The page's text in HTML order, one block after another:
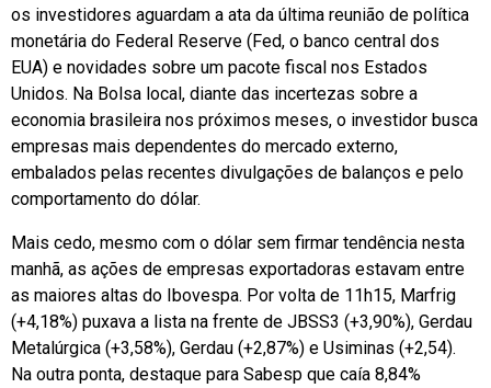
os investidores aguardam a ata da última reunião de política
monetária do Federal Reserve (Fed, o banco central dos
EUA) e novidades sobre um pacote fiscal nos Estados
Unidos. Na Bolsa local, diante das incertezas sobre a
economia brasileira nos próximos meses, o investidor busca
empresas mais dependentes do mercado externo,
embalados pelas recentes divulgações de balanços e pelo
comportamento do dólar.
Mais cedo, mesmo com o dólar sem firmar tendência nesta
manhã, as ações de empresas exportadoras estavam entre
as maiores altas do Ibovespa. Por volta de 11h15, Marfrig
(+4,18%) puxava a lista na frente de JBSS3 (+3,90%), Gerdau
Metalúrgica (+3,58%), Gerdau (+2,87%) e Usiminas (+2,54).
Na outra ponta, destaque para Sabesp que caía 8,84%